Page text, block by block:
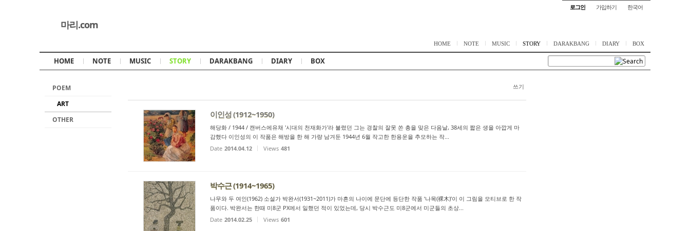
로그인 가입하기 한국어
마리.com
HOME NOTE MUSIC STORY DARAKBANG DIARY BOX
HOME NOTE MUSIC STORY DARAKBANG DIARY BOX
POEM
ART
OTHER
쓰기
이인성 (1912~1950)
해당화 / 1944 / 캔버스에유채 '시대의 천재화가'라 불렸던 그는 경찰의 잘못 쏜 총을 맞은 다음날, 38세의 짧은 생을 아깝게 마
감했다 이인성의 이 작품은 해방을 한 해 가량 남겨둔 1944년 6월 작고한 한용운을 추모하는 작...
Date 2014.04.12 Views 481
박수근 (1914~1965)
나무와 두 여인(1962) 소설가 박완서(1931~2011)가 마흔의 나이에 문단에 등단한 작품 ‘나목(裸木)’이 이 그림을 모티브로 한 작
품이다. 박완서는 한때 미8군 PX에서 일했던 적이 있었는데, 당시 박수근도 미8군에서 미군들의 초상...
Date 2014.02.25 Views 601